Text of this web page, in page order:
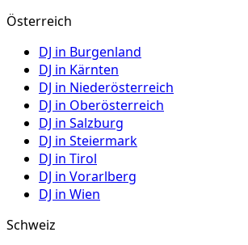
Österreich
DJ in Burgenland
DJ in Kärnten
DJ in Niederösterreich
DJ in Oberösterreich
DJ in Salzburg
DJ in Steiermark
DJ in Tirol
DJ in Vorarlberg
DJ in Wien
Schweiz